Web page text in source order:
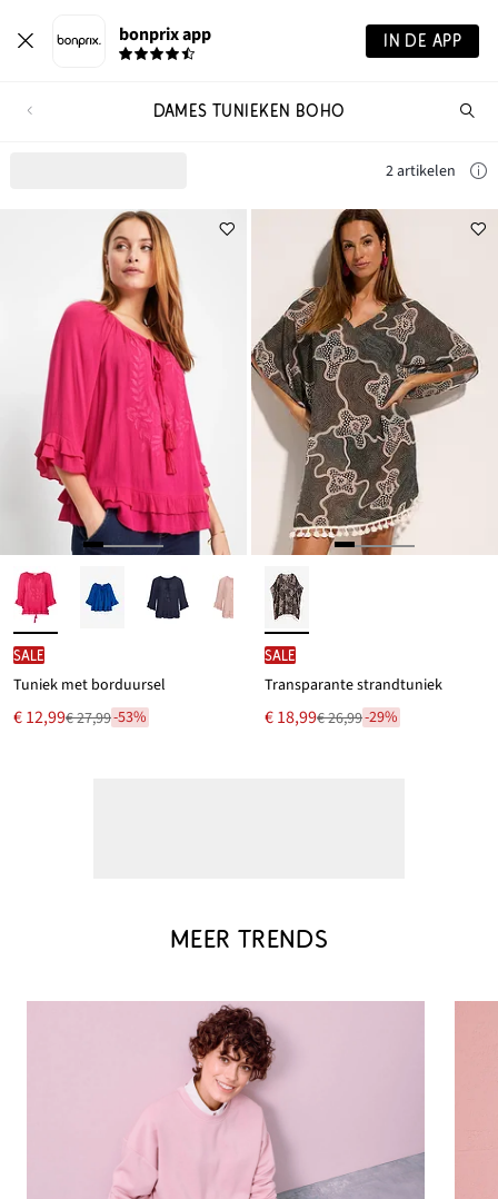
bonprix app IN DE APP
je?
DAMES TUNIEKEN BOHO
2 artikelen
SALE
Tuniek met borduursel
Nu
voor
€ 12,99
Van € 27,99-53%
SALE
Transparante strandtuniek
Nu
voor
€ 18,99
Van € 26,99-29%
MEER TRENDS